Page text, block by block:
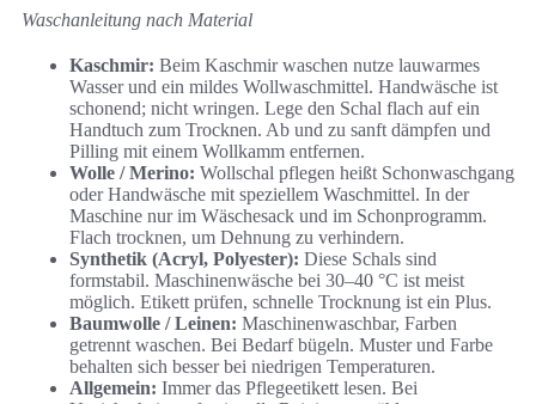
Waschanleitung nach Material
Kaschmir: Beim Kaschmir waschen nutze lauwarmes
Wasser und ein mildes Wollwaschmittel. Handwäsche ist
schonend; nicht wringen. Lege den Schal flach auf ein
Handtuch zum Trocknen. Ab und zu sanft dämpfen und
Pilling mit einem Wollkamm entfernen.
Wolle / Merino: Wollschal pflegen heißt Schonwaschgang
oder Handwäsche mit speziellem Waschmittel. In der
Maschine nur im Wäschesack und im Schonprogramm.
Flach trocknen, um Dehnung zu verhindern.
Synthetik (Acryl, Polyester): Diese Schals sind
formstabil. Maschinenwäsche bei 30–40 °C ist meist
möglich. Etikett prüfen, schnelle Trocknung ist ein Plus.
Baumwolle / Leinen: Maschinenwaschbar, Farben
getrennt waschen. Bei Bedarf bügeln. Muster und Farbe
behalten sich besser bei niedrigen Temperaturen.
Allgemein: Immer das Pflegeetikett lesen. Bei